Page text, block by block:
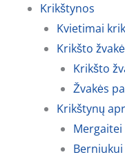
Krikštynos
Kvietimai
Krikšto
Krikšto
Žvakės
Krikštynų
Mergaitei
Berniukui